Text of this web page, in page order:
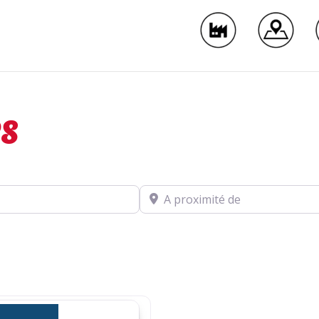
A proximité de